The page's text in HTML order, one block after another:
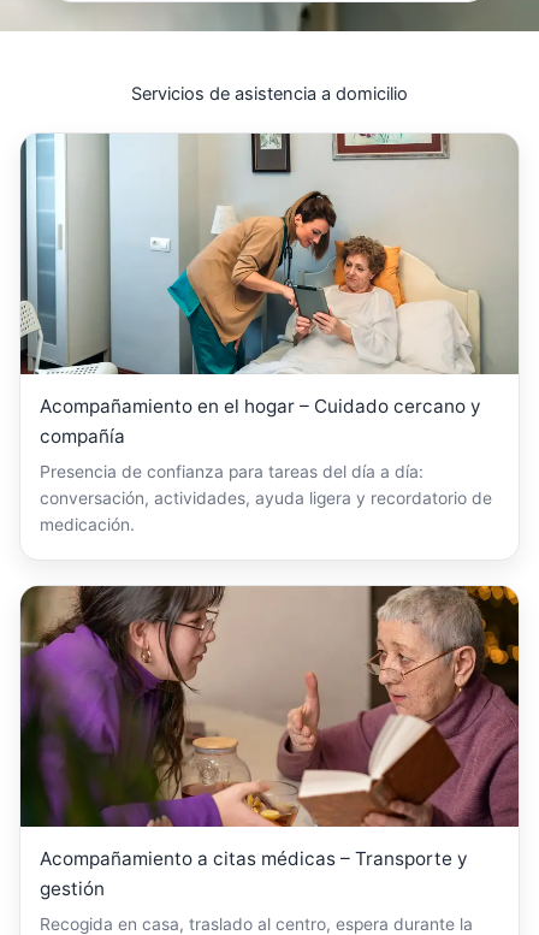
Servicios de asistencia a domicilio
Acompañamiento en el hogar – Cuidado cercano y
compañía
Presencia de confianza para tareas del día a día:
conversación, actividades, ayuda ligera y recordatorio de
medicación.
Acompañamiento a citas médicas – Transporte y
gestión
Recogida en casa, traslado al centro, espera durante la